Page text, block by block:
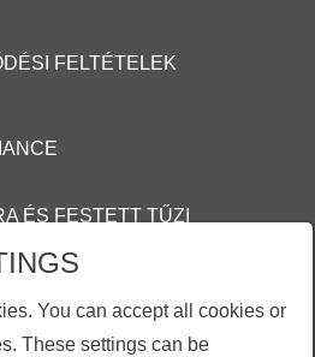
FELTÉTELEK
ÉS FESTETT TŰZI
VONATKOZÓ
(ASZF)
You can accept all cookies or
These settings can be